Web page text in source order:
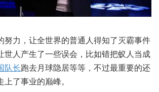
努力，让全世界的普通人得知了灭霸事件
世人产生了一些误会，比如错把蚁人当成
队长跑去月球隐居等等，不过最重要的还
了事业的巅峰。